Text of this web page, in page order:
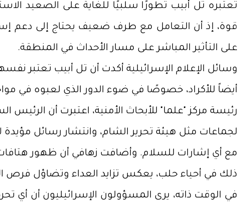
تعتبره تل أبيب تطورًا سلبيًا للغاية على الصعيد
قوة، إذ أن التعامل مع طرف ضعيف يحتاج إلى دعم
على التأثير المباشر على مسار الأحداث في المنطقة.
وسائل الإعلام الإسرائيلية أكدت أن تل أبيب تعتبر
أيضاً للأكراد، خصوصًا في ضوء الدور الذي لعبوه في
رئيسة مركز "علما" للأبحاث الأمنية، اعتبرت أن
لجماعات مثل هيئة تحرير الشام، وانتشار رسائل
مع أي إشارات للسلام. وأضافت زهافي أن ظهور هتافات
ذلك في أحياء حلب، يعكس تزايد العداء وتضاؤل فرص
في الوقت ذاته، يرى المسؤولون الإسرائيليون أن أي